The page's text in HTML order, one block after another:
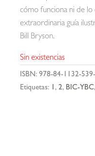
cómo funciona ni de lo
extraordinaria guía
Bill Bryson.
Sin existencias
ISBN: 978-84-1132-
Etiquetas: 1 , 2, BIC-YBC,